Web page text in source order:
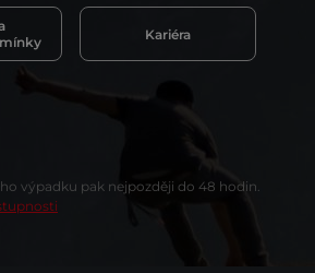
Kariéra
výpadku pak nejpozději do 48 hodin.